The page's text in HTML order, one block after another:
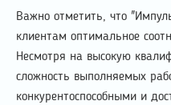
Важно отметить, что
клиентам оптимальное
Несмотря на высокую
сложность выполняемых
конкурентоспособными и